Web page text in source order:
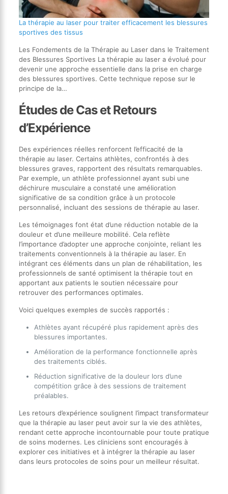
La thérapie au laser pour traiter efficacement les blessures
sportives des tissus
Les Fondements de la Thérapie au Laser dans le Traitement
des Blessures Sportives La thérapie au laser a évolué pour
devenir une approche essentielle dans la prise en charge
des blessures sportives. Cette technique repose sur le
principe de la…
Études de Cas et Retours
d’Expérience
Des expériences réelles renforcent l’efficacité de la
thérapie au laser. Certains athlètes, confrontés à des
blessures graves, rapportent des résultats remarquables.
Par exemple, un athlète professionnel ayant subi une
déchirure musculaire a constaté une amélioration
significative de sa condition grâce à un protocole
personnalisé, incluant des sessions de thérapie au laser.
Les témoignages font état d’une réduction notable de la
douleur et d’une meilleure mobilité. Cela reflète
l’importance d’adopter une approche conjointe, reliant les
traitements conventionnels à la thérapie au laser. En
intégrant ces éléments dans un plan de réhabilitation, les
professionnels de santé optimisent la thérapie tout en
apportant aux patients le soutien nécessaire pour
retrouver des performances optimales.
Voici quelques exemples de succès rapportés :
Athlètes ayant récupéré plus rapidement après des
blessures importantes.
Amélioration de la performance fonctionnelle après
des traitements ciblés.
Réduction significative de la douleur lors d’une
compétition grâce à des sessions de traitement
préalables.
Les retours d’expérience soulignent l’impact transformateur
que la thérapie au laser peut avoir sur la vie des athlètes,
rendant cette approche incontournable pour toute pratique
de soins modernes. Les cliniciens sont encouragés à
explorer ces initiatives et à intégrer la thérapie au laser
dans leurs protocoles de soins pour un meilleur résultat.